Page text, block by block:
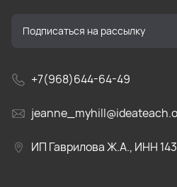
+7(968)644-64-49
ИП Гаврилова Ж.А., ИНН